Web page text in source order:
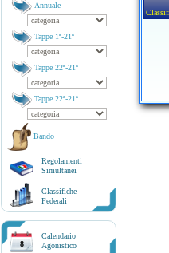
Annuale
Tappe 1ª-21ª
Tappe 22ª-21ª
Tappe 22ª-21ª
Bando
Regolamenti
Simultanei
Classifiche
Federali
8
Calendario
Agonistico